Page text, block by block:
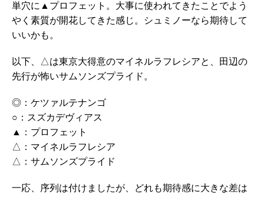
単穴に▲プロフェット。大事に使われてきたことでよう
やく素質が開花してきた感じ。シュミノーなら期待して
いいかも。
以下、△は東京大得意のマイネルラフレシアと、田辺の
先行が怖いサムソンズプライド。
◎：ケツァルテナンゴ
○：スズカデヴィアス
▲：プロフェット
△：マイネルラフレシア
△：サムソンズプライド
一応、序列は付けましたが、どれも期待感に大きな差は